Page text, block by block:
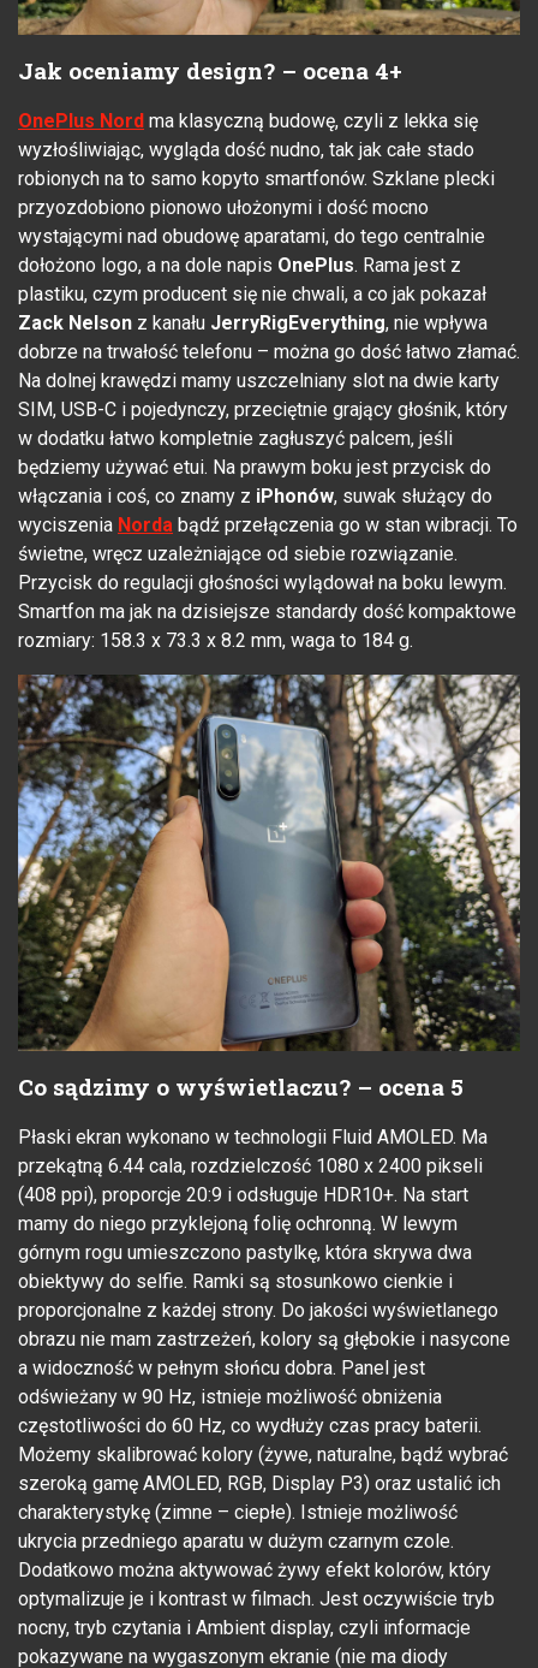
Jak oceniamy design? – ocena 4+
OnePlus Nord ma klasyczną budowę, czyli z lekka się
wyzłośliwiając, wygląda dość nudno, tak jak całe stado
robionych na to samo kopyto smartfonów. Szklane plecki
przyozdobiono pionowo ułożonymi i dość mocno
wystającymi nad obudowę aparatami, do tego centralnie
dołożono logo, a na dole napis OnePlus. Rama jest z
plastiku, czym producent się nie chwali, a co jak pokazał
Zack Nelson z kanału JerryRigEverything, nie wpływa
dobrze na trwałość telefonu – można go dość łatwo złamać.
Na dolnej krawędzi mamy uszczelniany slot na dwie karty
SIM, USB-C i pojedynczy, przeciętnie grający głośnik, który
w dodatku łatwo kompletnie zagłuszyć palcem, jeśli
będziemy używać etui. Na prawym boku jest przycisk do
włączania i coś, co znamy z iPhonów, suwak służący do
wyciszenia Norda bądź przełączenia go w stan wibracji. To
świetne, wręcz uzależniające od siebie rozwiązanie.
Przycisk do regulacji głośności wylądował na boku lewym.
Smartfon ma jak na dzisiejsze standardy dość kompaktowe
rozmiary: 158.3 x 73.3 x 8.2 mm, waga to 184 g.
Co sądzimy o wyświetlaczu? – ocena 5
Płaski ekran wykonano w technologii Fluid AMOLED. Ma
przekątną 6.44 cala, rozdzielczość 1080 x 2400 pikseli
(408 ppi), proporcje 20:9 i odsługuje HDR10+. Na start
mamy do niego przyklejoną folię ochronną. W lewym
górnym rogu umieszczono pastylkę, która skrywa dwa
obiektywy do selfie. Ramki są stosunkowo cienkie i
proporcjonalne z każdej strony. Do jakości wyświetlanego
obrazu nie mam zastrzeżeń, kolory są głębokie i nasycone
a widoczność w pełnym słońcu dobra. Panel jest
odświeżany w 90 Hz, istnieje możliwość obniżenia
częstotliwości do 60 Hz, co wydłuży czas pracy baterii.
Możemy skalibrować kolory (żywe, naturalne, bądź wybrać
szeroką gamę AMOLED, RGB, Display P3) oraz ustalić ich
charakterystykę (zimne – ciepłe). Istnieje możliwość
ukrycia przedniego aparatu w dużym czarnym czole.
Dodatkowo można aktywować żywy efekt kolorów, który
optymalizuje je i kontrast w filmach. Jest oczywiście tryb
nocny, tryb czytania i Ambient display, czyli informacje
pokazywane na wygaszonym ekranie (nie ma diody